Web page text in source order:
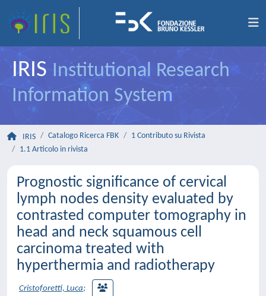
IRIS Institutional Research
Information System
IRIS Catalogo Ricerca FBK
1 Contributo su Rivista
1.1 Articolo in rivista
Prognostic significance of cervical
lymph nodes density evaluated by
contrasted computer tomography in
head and neck squamous cell
carcinoma treated with
hyperthermia and radiotherapy
Cristoforetti, Luca;